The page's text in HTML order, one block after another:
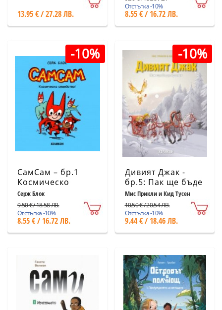
13.95 € / 27.28 ЛВ.
Отстъпка -10%
8.55 € / 16.72 ЛВ.
-10%
СамСам – бр.1
Космическо
семейство!
Серж Блок
9.50 € / 18.58 ЛВ.
Отстъпка -10%
8.55 € / 16.72 ЛВ.
-10%
Дивият Джак -
бр.5: Пак ще бъде
пролет
Мис Прикли и Кид Тусен
10.50 € / 20.54 ЛВ.
Отстъпка -10%
9.44 € / 18.46 ЛВ.